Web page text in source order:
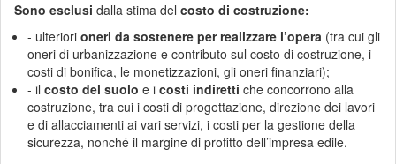
Sono esclusi dalla stima del costo di costruzione:
- ulteriori oneri da sostenere per realizzare l’opera (tra cui gli
oneri di urbanizzazione e contributo sul costo di costruzione, i
costi di bonifica, le monetizzazioni, gli oneri finanziari);
- il costo del suolo e i costi indiretti che concorrono alla
costruzione, tra cui i costi di progettazione, direzione dei lavori
e di allacciamenti ai vari servizi, i costi per la gestione della
sicurezza, nonché il margine di profitto dell’impresa edile.